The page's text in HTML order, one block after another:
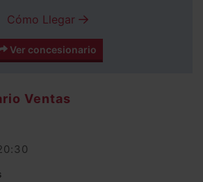
Cómo Llegar
Ver concesionario
Ventas